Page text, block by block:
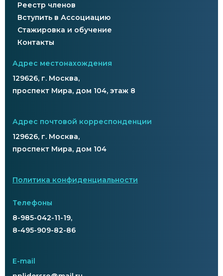
Реестр членов
Вступить в Ассоциацию
Стажировка и обучение
Контакты
Адрес местонахождения
129626, г. Москва,
проспект Мира, дом 104, этаж 8
Адрес почтовой корреспонденции
129626, г. Москва,
проспект Мира, дом 104
Политика конфиденциальности
Телефоны
8-985-042-11-19,
8-495-909-82-86
E-mail